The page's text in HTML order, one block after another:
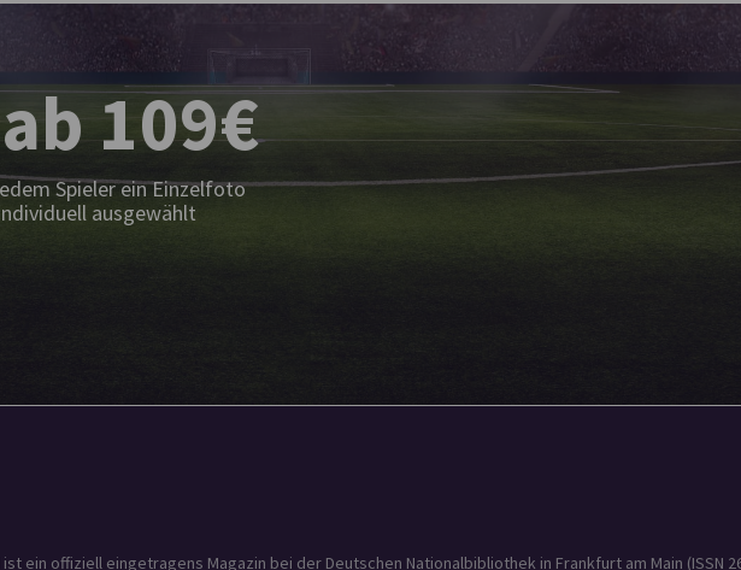
109€
Spieler ein Einzelfoto
ausgewählt
ein offiziell eingetragens Magazin bei der Deutschen Nationalbibliothek in Frankfurt am Main (ISSN